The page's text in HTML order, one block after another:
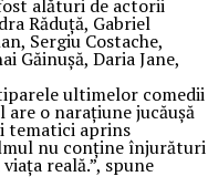
alături de actorii
Răduță, Gabriel
Sergiu Costache,
Găinușă, Daria Jane,
ultimelor comedii
o narațiune jucăușă
tematici aprins
nu conține înjurături
reală.”, spune